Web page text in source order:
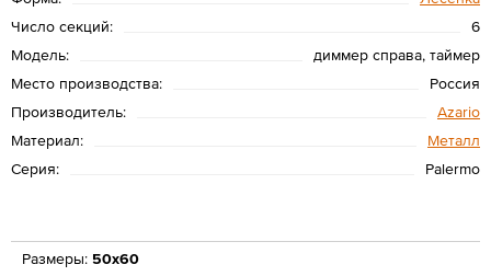
Число секций:
6
Модель:
диммер справа, таймер
Место производства:
Россия
Производитель:
Azario
Материал:
Металл
Серия:
Palermo
Размеры: 50x60